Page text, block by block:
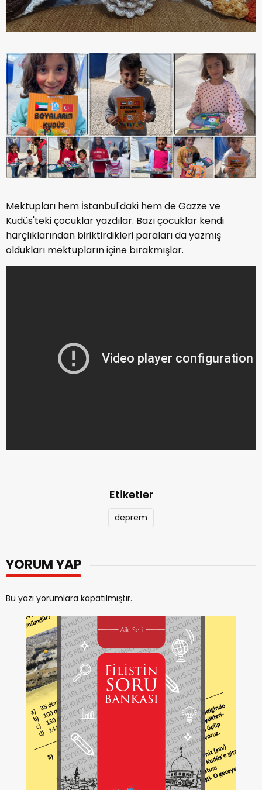
Mektupları hem İstanbul'daki hem de Gazze ve
Kudüs'teki çocuklar yazdılar. Bazı çocuklar kendi
harçlıklarından biriktirdikleri paraları da yazmış
oldukları mektupların içine bırakmışlar.
Etiketler
deprem
YORUM YAP
Bu yazı yorumlara kapatılmıştır.